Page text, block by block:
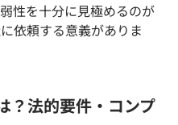
性を十分に見極めるのが
依頼する意義がありま
？法的要件・コンプ